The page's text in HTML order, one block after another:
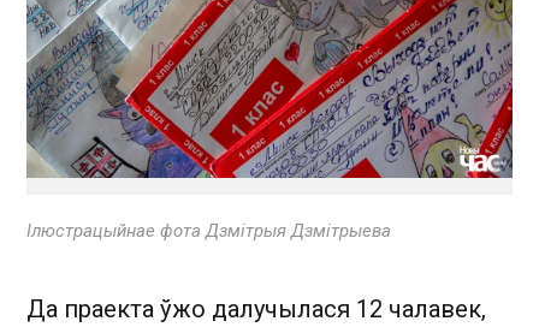
Ілюстрацыйнае фота Дзмітрыя Дзмітрыева
Да праекта ўжо далучылася 12 чалавек,